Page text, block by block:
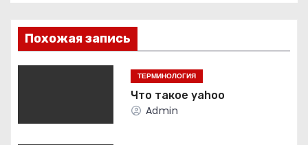
в
и
а
Похожая запись
ТЕРМИНОЛОГИЯ
Что такое yahoo
Admin